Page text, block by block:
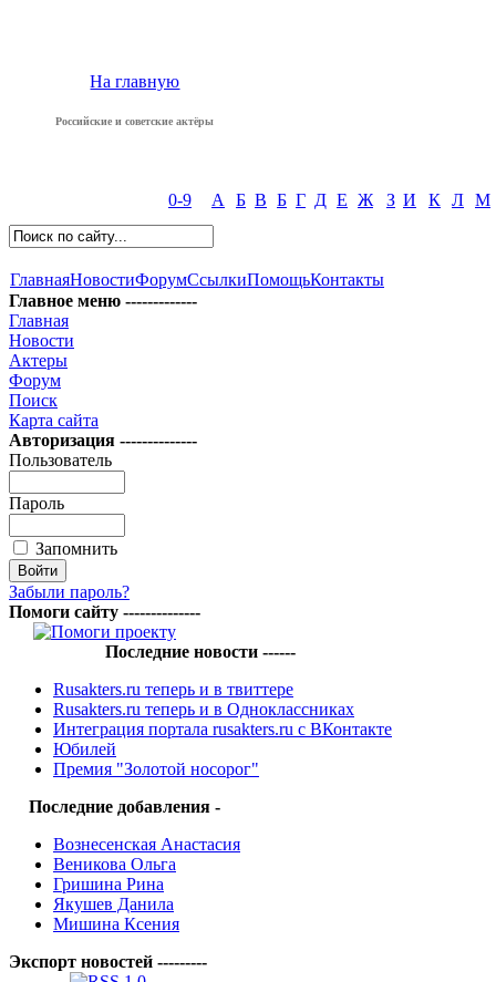
На главную
Российские и советские актёры
0-9 А Б В Б Г Д Е Ж З И К Л М
ГлавнаяНовостиФорумСсылкиПомощьКонтакты
Главное меню -------------
Главная
Новости
Актеры
Форум
Поиск
Карта сайта
Авторизация --------------
Пользователь
Пароль
Запомнить
Забыли пароль?
Помоги сайту --------------
Последние новости ------
Rusakters.ru теперь и в твиттере
Rusakters.ru теперь и в Одноклассниках
Интеграция портала rusakters.ru с ВКонтакте
Юбилей
Премия "Золотой носорог"
Последние добавления -
Вознесенская Анастасия
Веникова Ольга
Гришина Рина
Якушев Данила
Мишина Ксения
Экспорт новостей ---------